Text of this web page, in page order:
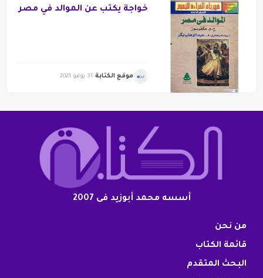
خواجة يكتب عن الموالد في مصر
موقع الكتابة 31 يوليو 2021
أسسه محمد أبوزيد فى 2007
من نحن
قائمة الكتاب
البحث المتقدم